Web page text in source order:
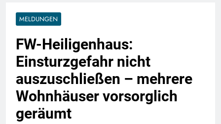
MELDUNGEN
FW-Heiligenhaus:
Einsturzgefahr nicht
auszuschließen – mehrere
Wohnhäuser vorsorglich
geräumt